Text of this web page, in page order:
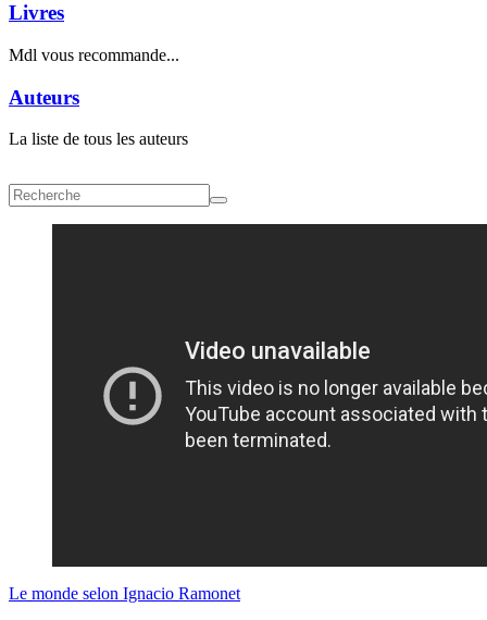
Livres
Mdl vous recommande...
Auteurs
La liste de tous les auteurs
Le monde selon Ignacio Ramonet